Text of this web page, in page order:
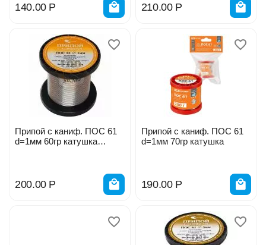
140.00 Р 210.00 Р
Припой с каниф. ПОС 61
d=1мм 60гр катушка
200.00 Р
Припой с каниф. ПОС 61
d=1мм 70гр катушка
190.00 Р